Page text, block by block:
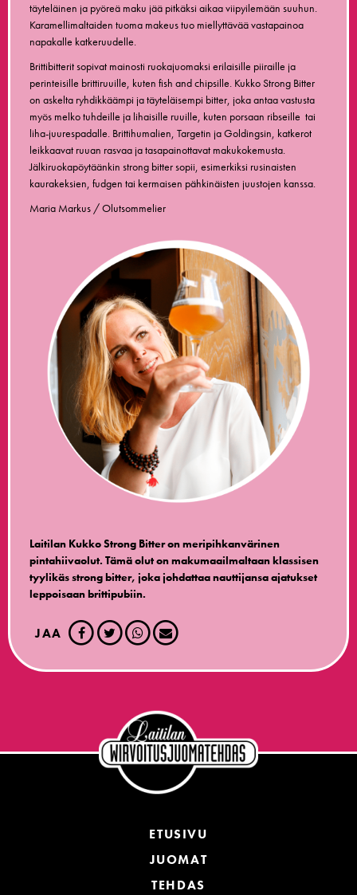
täyteläinen ja pyöreä maku jää pitkäksi aikaa viipyilemään suuhun.
Karamellimaltaiden tuoma makeus tuo miellyttävää vastapainoa
napakalle katkeruudelle.
Brittibitterit sopivat mainosti ruokajuomaksi erilaisille piiraille ja
perinteisille brittiruuille, kuten fish and chipsille. Kukko Strong Bitter
on askelta ryhdikkäämpi ja täyteläisempi bitter, joka antaa vastusta
myös melko tuhdeille ja lihaisille ruuille, kuten porsaan ribseille tai
liha-juurespadalle. Brittihumalien, Targetin ja Goldingsin, katkerot
leikkaavat ruuan rasvaa ja tasapainottavat makukokemusta.
Jälkiruokapöytäänkin strong bitter sopii, esimerkiksi rusinaisten
kaurakeksien, fudgen tai kermaisen pähkinäisten juustojen kanssa.
Maria Markus / Olutsommelier
Laitilan Kukko Strong Bitter on meripihkanvärinen
pintahiivaolut. Tämä olut on makumaailmaltaan klassisen
tyylikäs strong bitter, joka johdattaa nauttijansa ajatukset
leppoisaan brittipubiin.
JAA
ETUSIVU
JUOMAT
TEHDAS